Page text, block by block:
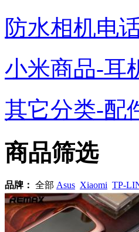
防水相机电
小米商品-耳
其它分类-配
商品筛选
品牌： 全部 Asus Xiaomi TP-